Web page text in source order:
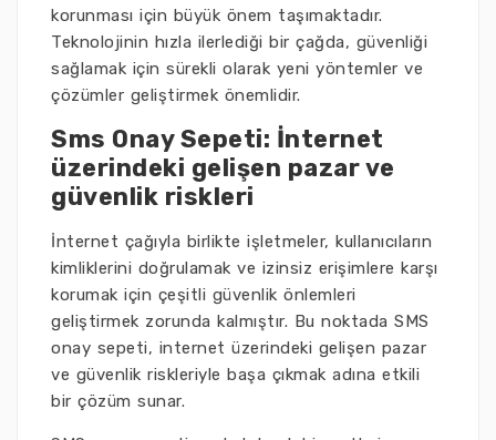
korunması için büyük önem taşımaktadır.
Teknolojinin hızla ilerlediği bir çağda, güvenliği
sağlamak için sürekli olarak yeni yöntemler ve
çözümler geliştirmek önemlidir.
Sms Onay Sepeti: İnternet
üzerindeki gelişen pazar ve
güvenlik riskleri
İnternet çağıyla birlikte işletmeler, kullanıcıların
kimliklerini doğrulamak ve izinsiz erişimlere karşı
korumak için çeşitli güvenlik önlemleri
geliştirmek zorunda kalmıştır. Bu noktada SMS
onay sepeti, internet üzerindeki gelişen pazar
ve güvenlik riskleriyle başa çıkmak adına etkili
bir çözüm sunar.